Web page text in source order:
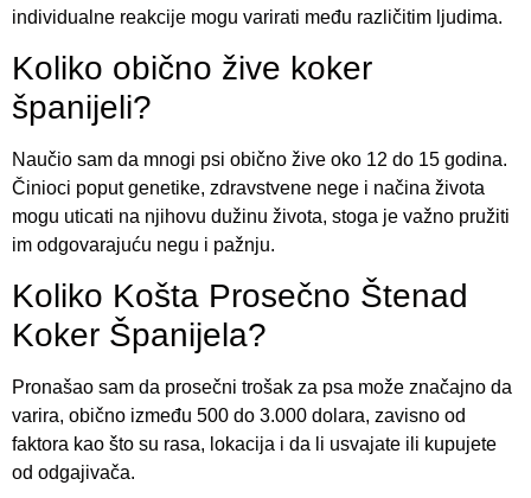
individualne reakcije mogu varirati među različitim ljudima.
Koliko obično žive koker
španijeli?
Naučio sam da mnogi psi obično žive oko 12 do 15 godina.
Činioci poput genetike, zdravstvene nege i načina života
mogu uticati na njihovu dužinu života, stoga je važno pružiti
im odgovarajuću negu i pažnju.
Koliko Košta Prosečno Štenad
Koker Španijela?
Pronašao sam da prosečni trošak za psa može značajno da
varira, obično između 500 do 3.000 dolara, zavisno od
faktora kao što su rasa, lokacija i da li usvajate ili kupujete
od odgajivača.